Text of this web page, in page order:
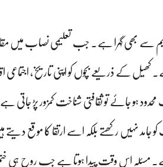
سے بھی گہرا ہے۔ جب تعلیمی نصاب میں
کے ذریعے بچوں کو اپنی تاریخ، اجتماعی
ہو جائے تو ثقافتی شناخت کمزور پڑ جاتی
نہیں رکھتے بلکہ اسے ارتقا کا موقع
مسئلہ اس وقت پیدا ہوتا ہے جب روح ہی ختم